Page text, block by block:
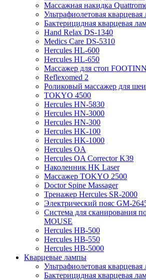
Массажная накидка
Ультрафиолетовая
Бактерицидная кварцевая
Hand Relax DS-1340
Medics Care DS-5310
Hercules HL-600
Hercules HL-650
Массажер для стоп
Reflexomed 2
Роликовый массажер для
TOKYO 4500
Hercules HN-5830
Hercules HN-3000
Hercules HN-300
Hercules HK-100
Hercules HK-1000
Hercules OA
Hercules OA Corrector K39
Наколенник HK Laser
Массажер TOKYO 2500
Doctor Spine Massager
Тренажер Hercules SR-2000
Электрический пояс GM-
Система для сканирования
MOUSE
Hercules HB-500
Hercules HB-550
Hercules HB-5000
Кварцевые лампы
Ультрафиолетовая
Бактерицидная кварцевая